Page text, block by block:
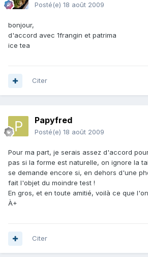
Posté(e) 18 août 2009
bonjour,
d'accord avec 1frangin et patrima
ice tea
Citer
Papyfred
Posté(e) 18 août 2009
Pour ma part, je serais assez d'accord
pas si la forme est naturelle, on ignore la
se demande encore si, en dehors d'une
fait l'objet du moindre test !
En gros, et en toute amitié, voilà ce que
À+
Citer